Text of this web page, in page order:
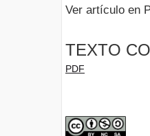
Ver artículo en
TEXTO
PDF